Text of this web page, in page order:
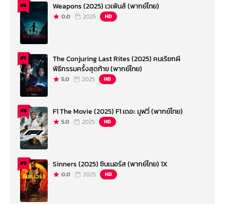
#6 Weapons (2025) เวเพินส์ (พากย์ไทย)
0.0 2025 HD
#7
The Conjuring Last Rites (2025) คนเรียกผี
พิธีกรรมครั้งสุดท้าย (พากย์ไทย)
5.0 2025 HD
#8 F1 The Movie (2025) F1 เดอะ มูฟวี่ (พากย์ไทย)
5.0 2025 HD
#9 Sinners (2025) ซินเนอร์ส (พากย์ไทย) 1X
0.0 2025 HD